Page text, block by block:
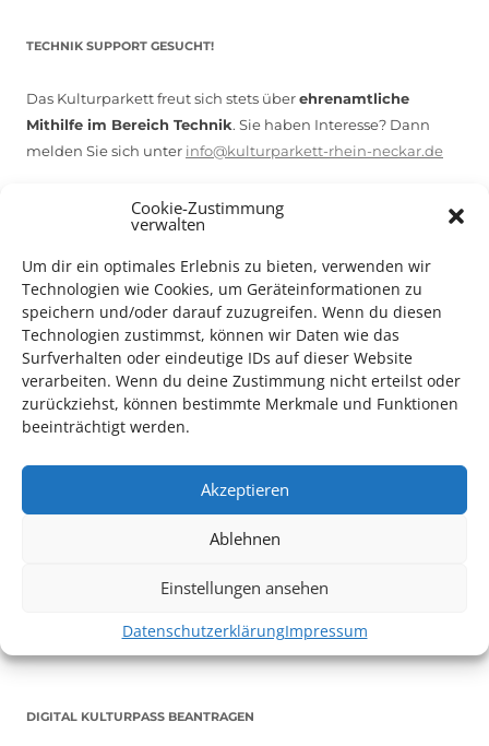
Cookie-Zustimmung
verwalten
Um dir ein optimales Erlebnis zu bieten, verwenden wir
Technologien wie Cookies, um Geräteinformationen zu
speichern und/oder darauf zuzugreifen. Wenn du diesen
Technologien zustimmst, können wir Daten wie das
Surfverhalten oder eindeutige IDs auf dieser Website
verarbeiten. Wenn du deine Zustimmung nicht erteilst oder
zurückziehst, können bestimmte Merkmale und Funktionen
beeinträchtigt werden.
Akzeptieren
Ablehnen
Einstellungen ansehen
DatenschutzerklärungImpressum
TECHNIK SUPPORT GESUCHT!
Das Kulturparkett freut sich stets überehrenamtliche
Mithilfe im Bereich Technik. Sie haben Interesse? Dann
melden Sie sich unter info@kulturparkett-rhein-neckar.de
*KULTURTIPP SOMMERPAUSE: FESTIVAL DES DEUTSCHEN FILMS*
in Ludwigshafen statt.
Inhaber*innen freien Eintrittzu den Vorstellungen – 30
Weitere Details zum Festival finden SieHIER
DIGITAL KULTURPASS BEANTRAGEN